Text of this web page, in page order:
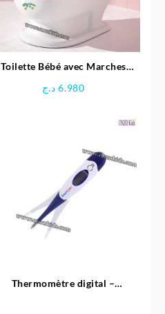
Toilette Bébé avec Marches
6.980 د.ج
Thermomètre digital –